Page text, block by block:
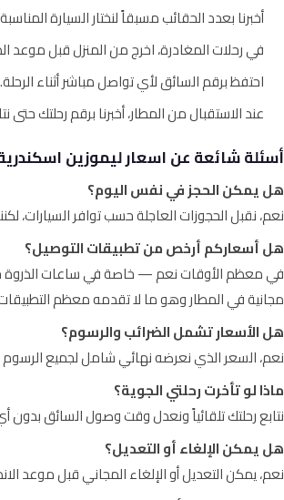
أخبرنا بعدد الحقائب مسبقاً لنختار السيارة
في رحلات المغادرة، اخرج من المنزل قبل موعد الطائرة بـ 3 ساعات على الأقل
احتفظ برقم السائق لأي تواصل مباشر أثناء الرحلة.
عند الاستقبال من المطار، أخبرنا برقم رحلتك حتى
أسئلة شائعة عن اسعار ليموزين
هل يمكن الحجز في نفس اليوم؟
نعم، نقبل الحجوزات العاجلة حسب توافر السيارات،
هل أسعاركم أرخص من تطبيقات التوصيل؟
في معظم الأوقات نعم — خاصة في ساعات الذروة
مجانية في المطار وهو ما لا تقدمه معظم
هل الأسعار تشمل الضرائب والرسوم؟
نعم، السعر الذي نعرضه نهائي شامل لجميع
ماذا لو تأخرت رحلتي الجوية؟
نتابع رحلتك تلقائياً ونعدل وقت وصول السائق بدون
هل يمكن الإلغاء أو التعديل؟
نعم، يمكن التعديل أو الإلغاء المجاني قبل موعد الانطلاق بـ 2 ساعة